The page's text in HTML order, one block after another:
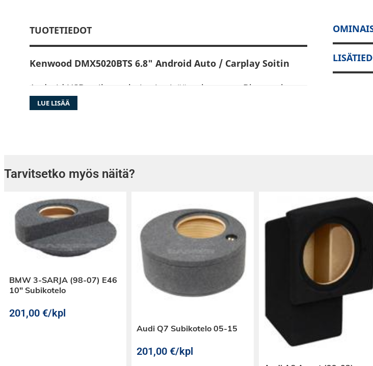
TUOTETIEDOT
Kenwood DMX5020BTS 6.8" Android Auto / Carplay Soitin
Android USB-peilausvalmius ja sisäänrakennettu Bluetooth
HandsFree /äänensiirto.
LUE LISÄÄ
Tarvitsetko myös näitä?
BMW 3-SARJA (98-07) E46
10″ Subikotelo
201,00 €/kpl
Audi Q7 Subikotelo 05-15
201,00 €/kpl